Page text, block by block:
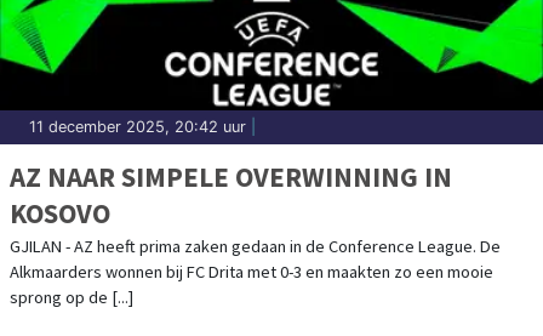
11 december 2025, 20:42 uur
AZ NAAR SIMPELE OVERWINNING IN
KOSOVO
GJILAN - AZ heeft prima zaken gedaan in de Conference League. De
Alkmaarders wonnen bij FC Drita met 0-3 en maakten zo een mooie
sprong op de [...]